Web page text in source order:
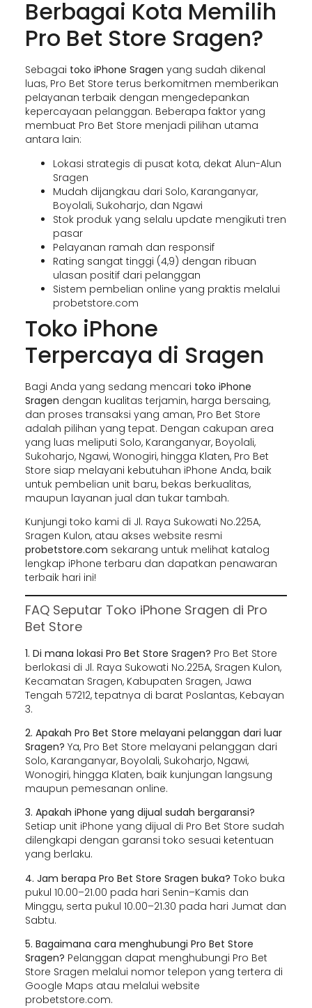
Berbagai Kota Memilih
Pro Bet Store Sragen?
Sebagai toko iPhone Sragen yang sudah dikenal
luas, Pro Bet Store terus berkomitmen memberikan
pelayanan terbaik dengan mengedepankan
kepercayaan pelanggan. Beberapa faktor yang
membuat Pro Bet Store menjadi pilihan utama
antara lain:
Lokasi strategis di pusat kota, dekat Alun-Alun
Sragen
Mudah dijangkau dari Solo, Karanganyar,
Boyolali, Sukoharjo, dan Ngawi
Stok produk yang selalu update mengikuti tren
pasar
Pelayanan ramah dan responsif
Rating sangat tinggi (4,9) dengan ribuan
ulasan positif dari pelanggan
Sistem pembelian online yang praktis melalui
probetstore.com
Toko iPhone
Terpercaya di Sragen
Bagi Anda yang sedang mencari toko iPhone
Sragen dengan kualitas terjamin, harga bersaing,
dan proses transaksi yang aman, Pro Bet Store
adalah pilihan yang tepat. Dengan cakupan area
yang luas meliputi Solo, Karanganyar, Boyolali,
Sukoharjo, Ngawi, Wonogiri, hingga Klaten, Pro Bet
Store siap melayani kebutuhan iPhone Anda, baik
untuk pembelian unit baru, bekas berkualitas,
maupun layanan jual dan tukar tambah.
Kunjungi toko kami di Jl. Raya Sukowati No.225A,
Sragen Kulon, atau akses website resmi
probetstore.com sekarang untuk melihat katalog
lengkap iPhone terbaru dan dapatkan penawaran
terbaik hari ini!
FAQ Seputar Toko iPhone Sragen di Pro
Bet Store
1. Di mana lokasi Pro Bet Store Sragen? Pro Bet Store
berlokasi di Jl. Raya Sukowati No.225A, Sragen Kulon,
Kecamatan Sragen, Kabupaten Sragen, Jawa
Tengah 57212, tepatnya di barat Poslantas, Kebayan
3.
2. Apakah Pro Bet Store melayani pelanggan dari luar
Sragen? Ya, Pro Bet Store melayani pelanggan dari
Solo, Karanganyar, Boyolali, Sukoharjo, Ngawi,
Wonogiri, hingga Klaten, baik kunjungan langsung
maupun pemesanan online.
3. Apakah iPhone yang dijual sudah bergaransi?
Setiap unit iPhone yang dijual di Pro Bet Store sudah
dilengkapi dengan garansi toko sesuai ketentuan
yang berlaku.
4. Jam berapa Pro Bet Store Sragen buka? Toko buka
pukul 10.00–21.00 pada hari Senin–Kamis dan
Minggu, serta pukul 10.00–21.30 pada hari Jumat dan
Sabtu.
5. Bagaimana cara menghubungi Pro Bet Store
Sragen? Pelanggan dapat menghubungi Pro Bet
Store Sragen melalui nomor telepon yang tertera di
Google Maps atau melalui website
probetstore.com.